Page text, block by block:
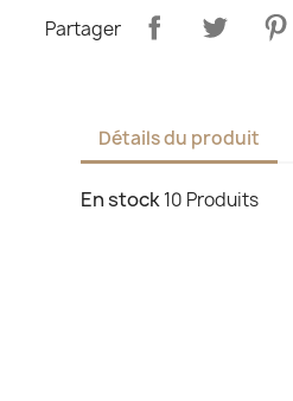
Partager
Détails du produit
En stock10 Produits